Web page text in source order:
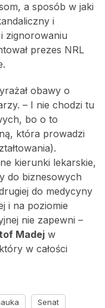
a sposób w jaki
i
zignorowaniu
prezes NRL
obawy o
– I nie chodzi tu
bo o to
która prowadzi
kierunki lekarskie,
do biznesowych
do medycyny
i na poziomie
nie zapewni –
Madej w
w całości
Senat